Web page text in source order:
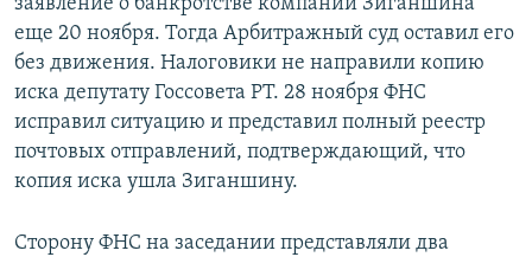
заявление о банкротстве компании Зиганшина
еще 20 ноября. Тогда Арбитражный суд оставил его
без движения. Налоговики не направили копию
иска депутату Госсовета РТ. 28 ноября ФНС
исправил ситуацию и представил полный реестр
почтовых отправлений, подтверждающий, что
копия иска ушла Зиганшину.
Сторону ФНС на заседании представляли два